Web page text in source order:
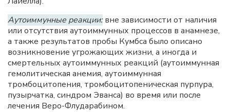
Аутоиммунные реакции:вне зависимости от наличия
или отсутствия аутоиммунных процессов в анамнезе,
а также результатов пробы Кумбса было описано
возникновение угрожающих жизни, а иногда и
смертельных аутоиммунных реакций (аутоиммунная
гемолитическая анемия, аутоиммунная
тромбоцитопения, тромбоцитопеническая пурпура,
пузырчатка, синдром Эванса) во время или после
лечения Веро-Флударабином.